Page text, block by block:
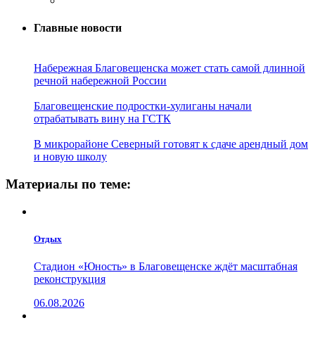
Главные новости
Набережная Благовещенска может стать самой длинной
речной набережной России
Благовещенские подростки-хулиганы начали
отрабатывать вину на ГСТК
В микрорайоне Северный готовят к сдаче арендный дом
и новую школу
Материалы по теме:
Отдых
Стадион «Юность» в Благовещенске ждёт масштабная
реконструкция
06.08.2026